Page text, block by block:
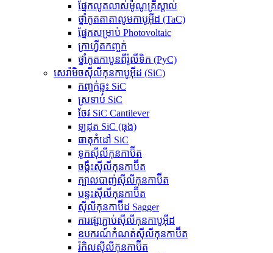
ផ្នែកលូតលាស់ម៉ូណូគ្រីស្តាល់
ថ្នាំកូតតាតាលូមកាបូអ៊ីដ (TaC)
ផ្នែកសម្រាប់ Photovoltaic
ក្រាហ្វីតកញ្ចក់
ថ្នាំកូតកាបូនពីរ៉ូលីទិក (PyC)
សេរ៉ាមិចស៊ីលីកុនកាបូអ៊ីដ (SiC)
កញ្ចក់ឆ្លុះ SiC
ស្រទាប់ SiC
ចែវ SiC Cantilever
ឡដុត SiC (ធុង)
ធាតុកំដៅ SiC
ទូកស៊ីលីកុនកាប៊ីត
ចង្កឹះស៊ីលីកុនកាប៊ីត
ក្បាលបាញ់ស៊ីលីកុនកាប៊ីត
បន្ទះស៊ីលីកុនកាប៊ីត
ស៊ីលីកុនកាប៊ីដ Sagger
ការផ្សាភ្ជាប់ស៊ីលីកុនកាបូអ៊ីដ
ឧបករណ៍កំណត់ស៊ីលីកុនកាប៊ីត
រំកិលស៊ីលីកុនកាប៊ីត